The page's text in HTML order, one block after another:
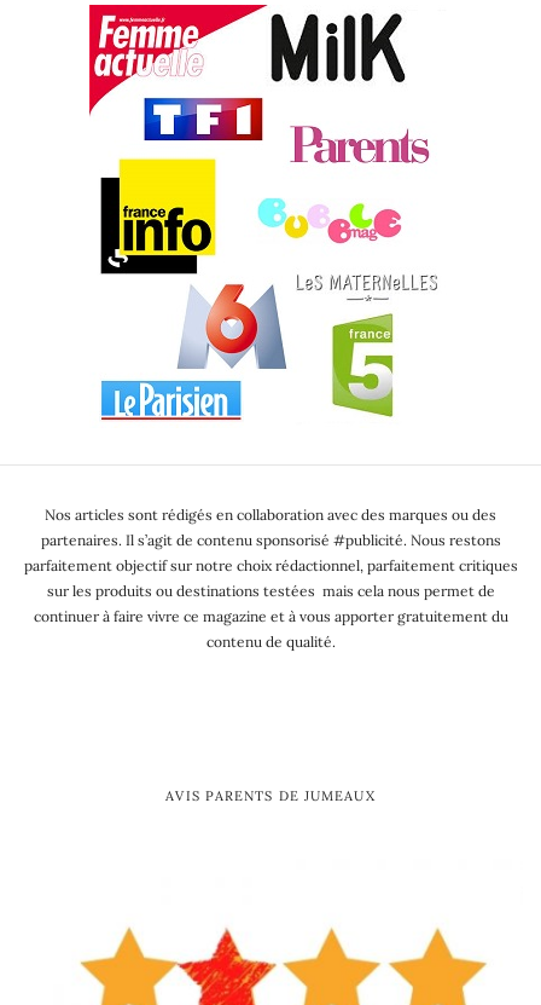
Nos articles sont rédigés en collaboration avec des marques ou des
partenaires. Il s’agit de contenu sponsorisé #publicité. Nous restons
parfaitement objectif sur notre choix rédactionnel, parfaitement critiques
sur les produits ou destinations testées mais cela nous permet de
continuer à faire vivre ce magazine et à vous apporter gratuitement du
contenu de qualité.
AVIS PARENTS DE JUMEAUX